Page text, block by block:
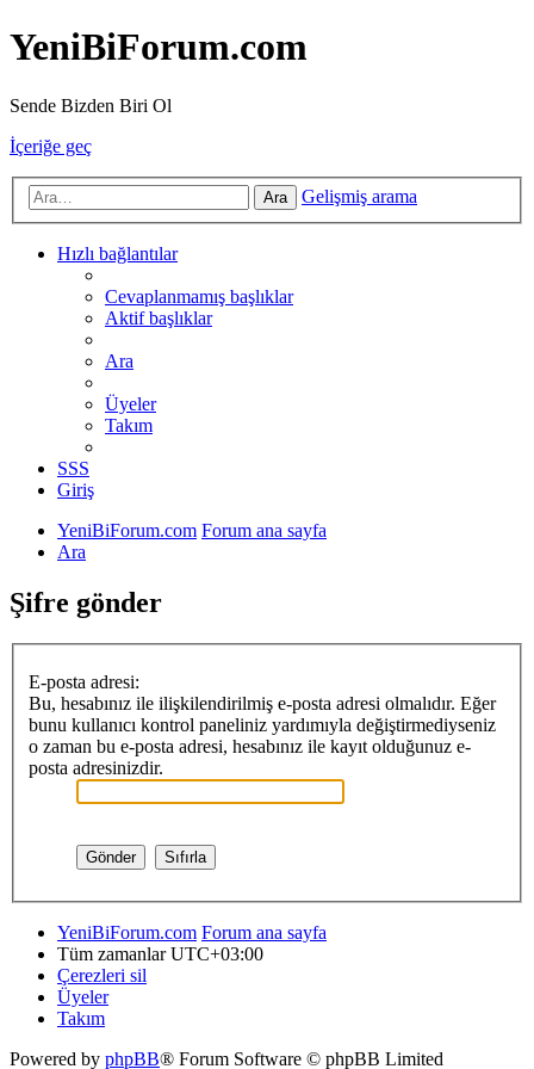
YeniBiForum.com
Sende Bizden Biri Ol
İçeriğe geç
Ara Gelişmiş arama
Hızlı bağlantılar
Cevaplanmamış başlıklar
Aktif başlıklar
Ara
Üyeler
Takım
SSS
Giriş
YeniBiForum.com Forum ana sayfa
Ara
Şifre gönder
E-posta adresi:
Bu, hesabınız ile ilişkilendirilmiş e-posta adresi olmalıdır. Eğer
bunu kullanıcı kontrol paneliniz yardımıyla değiştirmediyseniz
o zaman bu e-posta adresi, hesabınız ile kayıt olduğunuz e-
posta adresinizdir.
YeniBiForum.com Forum ana sayfa
Tüm zamanlarUTC+03:00
Çerezleri sil
Üyeler
Takım
Powered by phpBB® Forum Software © phpBB Limited